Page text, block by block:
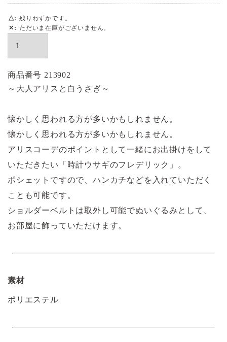
△
残りわずかです。
✕
ただいま在庫がございません。
商品番号 213902
～大人アリスと白うさぎ～
懐かしく思われる方が多いかもしれません。
懐かしく思われる方が多いかもしれません。
アリスコーデのポイントとして一緒にお出掛けをして
いただきたい「時計ウサギのフレデリック」。
ポシェットですので、ハンカチなどを入れていただく
ことも可能です。
ショルダーベルトは取外し可能でぬいぐるみとして、
お部屋に飾っていただけます。
素材
ポリエステル